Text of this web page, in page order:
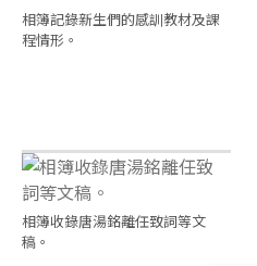
相簿記錄新生們的感訓教材及課
程情形。
相簿收錄唐湯銘離任致詞等文
稿。